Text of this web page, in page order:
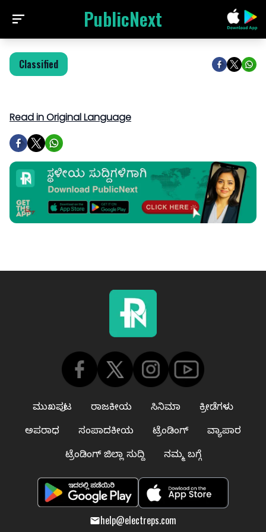
PublicNext
Classified
Read in Original Language
ಮುಖಪುಟ ರಾಜಕೀಯ ಸಿನಿಮಾ
ಕ್ರೀಡೆಗಳು
ಅಪರಾಧ
ಸಂಪಾದಕೀಯ ಟ್ರೆಂಡಿಂಗ್
ವ್ಯಾಪಾರ
ಟ್ರೆಂಡಿಂಗ್ ಜಿಲ್ಲಾ ಸುದ್ದಿ
ನಮ್ಮ ಬಗ್ಗೆ
help@electreps.com